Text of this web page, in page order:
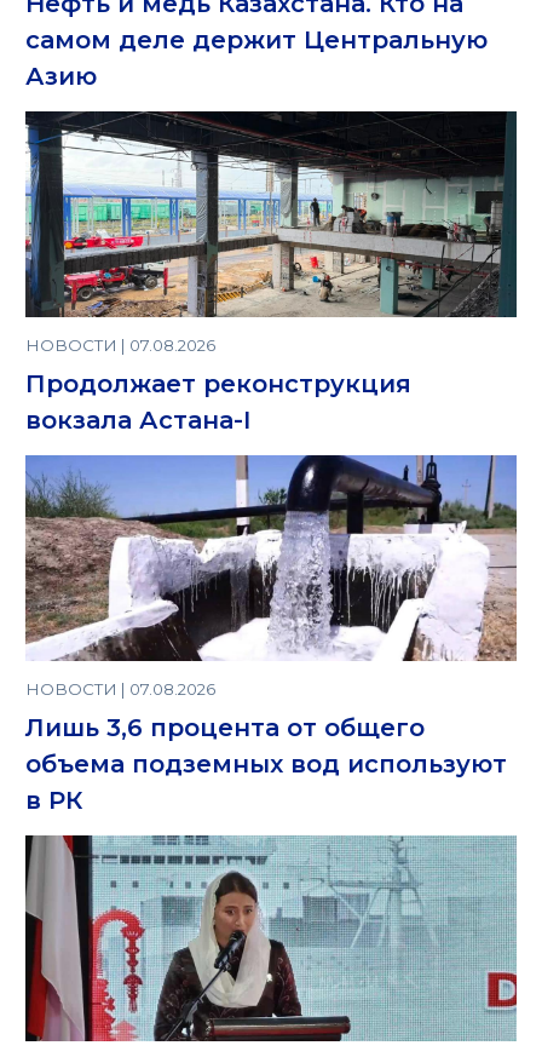
самом деле держит Центральную
Азию
НОВОСТИ | 07.08.2026
Продолжает реконструкция
вокзала Астана-I
НОВОСТИ | 07.08.2026
Лишь 3,6 процента от общего
объема подземных вод используют
в РК